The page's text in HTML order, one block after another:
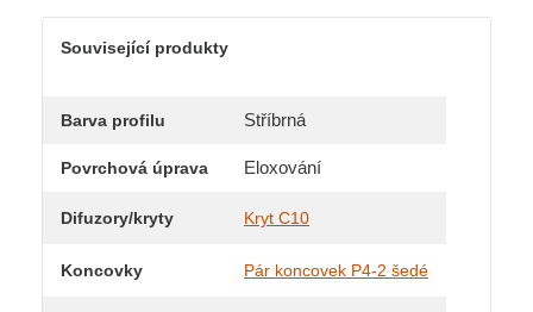
Související produkty
Barva profilu Stříbrná
Povrchová úprava Eloxování
Difuzory/kryty Kryt C10
Koncovky Pár koncovek P4-2 šedé